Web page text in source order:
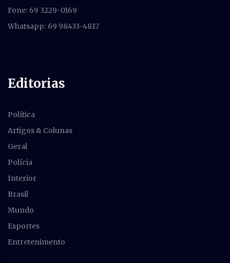
Fone: 69 3229-0169
Whatsapp: 69 98433-4817
Editorias
Política
Artigos & Colunas
Geral
Polícia
Interior
Brasil
Mundo
Esportes
Entretenimento